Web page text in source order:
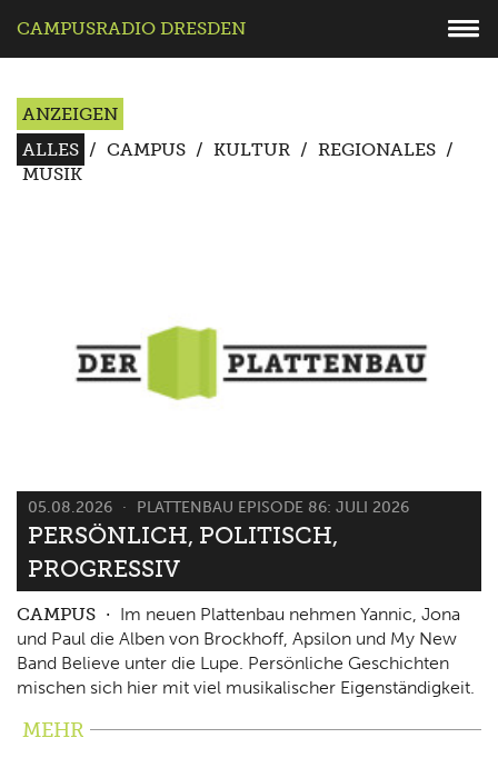
CAMPUSRADIO DRESDEN
ANZEIGEN
ALLES / CAMPUS / KULTUR / REGIONALES /
MUSIK
05.08.2026 PLATTENBAU EPISODE 86: JULI 2026
PERSÖNLICH, POLITISCH,
PROGRESSIV
CAMPUS
Im neuen Plattenbau nehmen Yannic, Jona
und Paul die Alben von Brockhoff, Apsilon und My New
Band Believe unter die Lupe. Persönliche Geschichten
mischen sich hier mit viel musikalischer Eigenständigkeit.
MEHR